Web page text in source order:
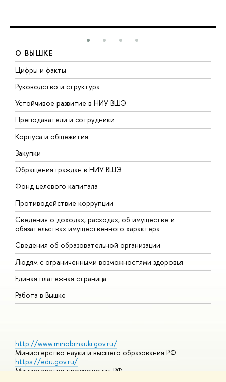
О ВЫШКЕ
Цифры и факты
Руководство и структура
Устойчивое развитие в НИУ ВШЭ
Преподаватели и сотрудники
Корпуса и общежития
Закупки
Обращения граждан в НИУ ВШЭ
Фонд целевого капитала
Противодействие коррупции
Сведения о доходах, расходах, об имуществе и
обязательствах имущественного характера
Сведения об образовательной организации
Людям с ограниченными возможностями здоровья
Единая платежная страница
Работа в Вышке
http://www.minobrnauki.gov.ru/
Министерство науки и высшего образования РФ
https://edu.gov.ru/
Министерство просвещения РФ